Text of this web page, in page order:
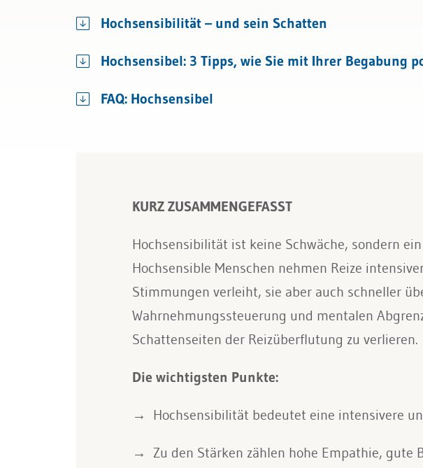
Hochsensibilität – und sein Schatten
Hochsensibel: 3 Tipps, wie Sie mit Ihrer Begabung
FAQ: Hochsensibel
KURZ ZUSAMMENGEFASST
Hochsensibilität ist keine Schwäche, sondern
Hochsensible Menschen nehmen Reize
Stimmungen verleiht, sie aber auch schneller
Wahrnehmungssteuerung und mentalen
Schattenseiten der Reizüberflutung zu verlieren.
Die wichtigsten Punkte:
Hochsensibilität bedeutet eine intensivere
Zu den Stärken zählen hohe Empathie, gute